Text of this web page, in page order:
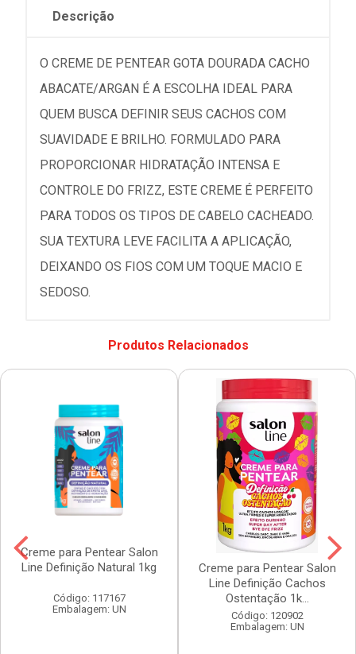
Descrição
O CREME DE PENTEAR GOTA DOURADA CACHO
ABACATE/ARGAN É A ESCOLHA IDEAL PARA
QUEM BUSCA DEFINIR SEUS CACHOS COM
SUAVIDADE E BRILHO. FORMULADO PARA
PROPORCIONAR HIDRATAÇÃO INTENSA E
CONTROLE DO FRIZZ, ESTE CREME É PERFEITO
PARA TODOS OS TIPOS DE CABELO CACHEADO.
SUA TEXTURA LEVE FACILITA A APLICAÇÃO,
DEIXANDO OS FIOS COM UM TOQUE MACIO E
SEDOSO.
Produtos Relacionados
Creme para Pentear Salon
Line Definição Natural 1kg
Código: 117167
Embalagem: UN
Creme para Pentear Salon
Line Definição Cachos
Ostentação 1k...
Código: 120902
Embalagem: UN